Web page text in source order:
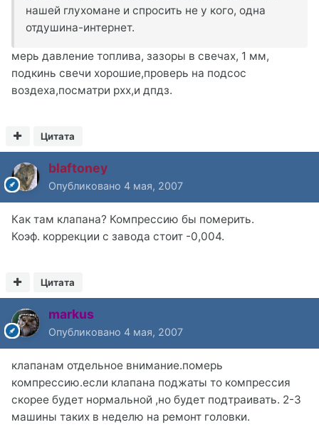
нашей глухомане и спросить не у кого, одна
отдушина-интернет.
мерь давление топлива, зазоры в свечах, 1 мм,
подкинь свечи хорошие,проверь на подсос
воздеха,посматри рхх,и дпдз.
Цитата
blaftoney
Опубликовано 4 мая, 2007
Как там клапана? Компрессию бы померить.
Коэф. коррекции с завода стоит -0,004.
Цитата
markus
Опубликовано 4 мая, 2007
клапанам отдельное внимание.померь
компрессию.если клапана поджаты то компрессия
скорее будет нормальной ,но будет подтраивать. 2-3
машины таких в неделю на ремонт головки.